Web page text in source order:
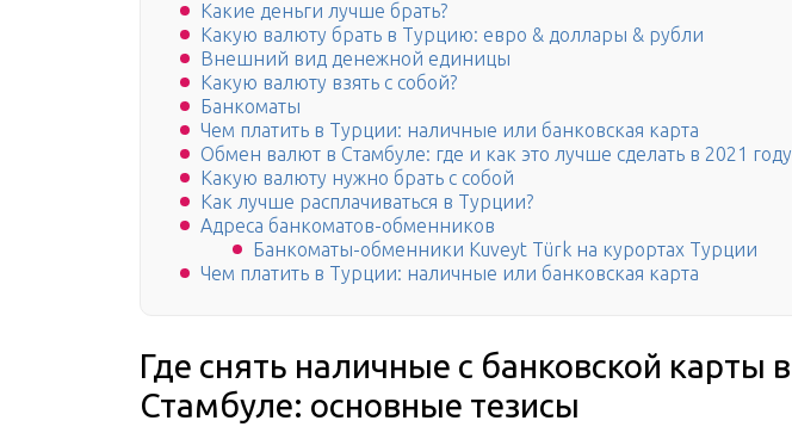
Какие деньги лучше брать?
Какую валюту брать в Турцию: евро & доллары & рубли
Внешний вид денежной единицы
Какую валюту взять с собой?
Банкоматы
Чем платить в Турции: наличные или банковская карта
Обмен валют в Стамбуле: где и как это лучше сделать в 2021 году
Какую валюту нужно брать с собой
Как лучше расплачиваться в Турции?
Адреса банкоматов-обменников
Банкоматы-обменники Kuveyt Türk на курортах Турции
Чем платить в Турции: наличные или банковская карта
Где снять наличные с банковской карты в
Стамбуле: основные тезисы